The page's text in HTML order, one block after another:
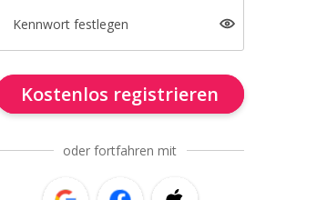
Kennwort festlegen
Kostenlos registrieren
oder fortfahren mit